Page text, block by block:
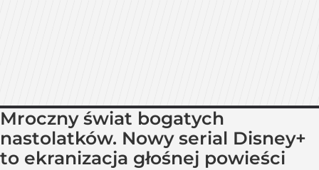
Mroczny świat bogatych
nastolatków. Nowy serial Disney+
to ekranizacja głośnej powieści